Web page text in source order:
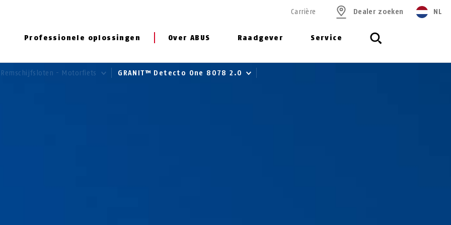
Professionele oplossingen Over ABUS Raadgever Service
Carrière Dealer zoeken NL
Remschijfsloten - Motorfiets GRANIT™ Detecto One 8078 2.0